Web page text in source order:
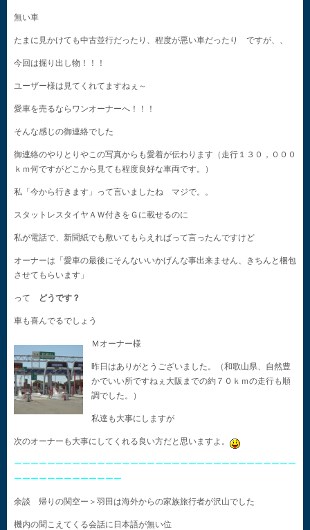
無い車
たまに見かけても中古並行だったり、程度が悪い車だったり ですが、、
今回は掘り出し物！！！
ユーザー様は見てくれてますねぇ～
愛車を売るならワンオーナーへ！！！
そんな感じの御連絡でした
御連絡のやりとりやこの写真からも愛着が伝わります（走行１３０，０００
ｋｍ何ですがどこから見ても程度良好な車両です。）
私「今から行きます」って言いましたね マジで。。
スタットレスタイヤＡＷ付きをＧに載せるのに
私が電話で、新聞紙でも敷いてもらえればって言ったんですけど
オーナーは「愛車の最後にそんないいかげんな事出来ません、きちんと梱包
させてもらいます」
って どうです？
車も喜んでるでしょう
Ｍオーナー様
昨日はありがとうございました。（和歌山県、自然豊
かでいい所ですねぇ大阪までの約７０ｋｍの走行も順
調でした。）
私達も大事にしますが
次のオーナーも大事にしてくれる良い方だと思いますよ。
ーーーーーーーーーーーーーーーーーーーーーーーーーーーーーーーーーー
ーーーーーーーーーーーーー
余談 帰りの関空ー＞羽田は海外からの家族旅行者が沢山でした
機内の聞こえてくる会話に日本語が無い位